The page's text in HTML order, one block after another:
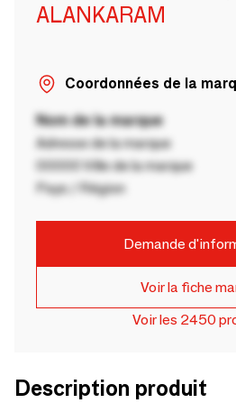
ALANKARAM
Coordonnées de la
Nom de la marque
Adresse de la marque
00000 Ville de la marque
Pays / Région
Demande
Voir la fiche
Voir les 2450
Description produit